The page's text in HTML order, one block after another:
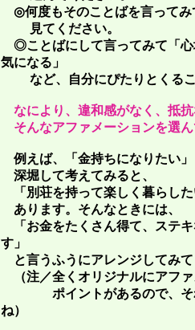
◎何度もそのことばを言ってみ
見てください。
◎ことばにして言ってみて「心
気になる」
など、自分にぴたりとくるこ
なにより、違和感がなく、抵
そんなアファメーションを選
例えば、「金持ちになりたい
深堀して考えてみると、
「別荘を持って楽しく暮らし
あります。そんなときには、
「お金をたくさん得て、ステ
す」
と言うふうにアレンジしてみ
（注／全くオリジナルにアフ
ポイントがあるので、それ
ね）